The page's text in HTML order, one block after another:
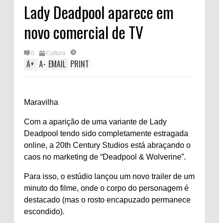
Lady Deadpool aparece em
novo comercial de TV
0 Cultura
A+ A- EMAIL PRINT
Maravilha
Com a aparição de uma variante de Lady
Deadpool tendo sido completamente estragada
online, a 20th Century Studios está abraçando o
caos no marketing de “Deadpool & Wolverine”.
Para isso, o estúdio lançou um novo trailer de um
minuto do filme, onde o corpo do personagem é
destacado (mas o rosto encapuzado permanece
escondido).